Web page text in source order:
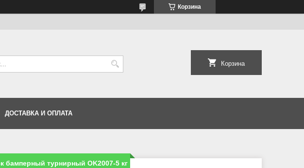
Корзина
Корзина
ДОСТАВКА И ОПЛАТА
бамперный турнирный OK2007-5 кг